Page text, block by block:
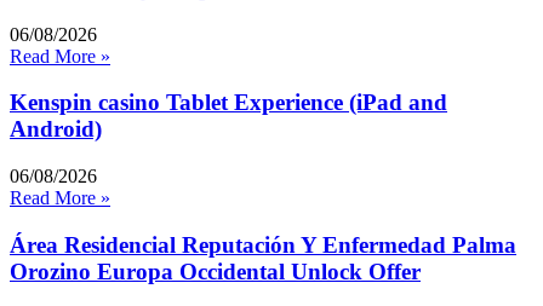
06/08/2026
Read More »
Kenspin casino Tablet Experience (iPad and
Android)
06/08/2026
Read More »
Área Residencial Reputación Y Enfermedad Palma
Orozino Europa Occidental Unlock Offer